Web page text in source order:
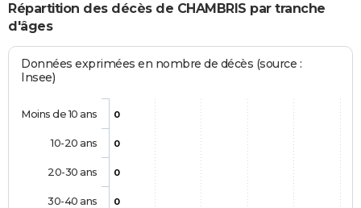
Répartition des décès de CHAMBRIS par tranche
d'âges
Données exprimées en nombre de décès (source :
Insee)
0
0
0
0
Moins de 10 ans
10-20 ans
20-30 ans
30-40 ans